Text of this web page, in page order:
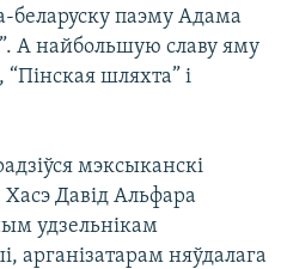
беларуску паэму Адама
А найбольшую славу яму
“Пінская шляхта” і
мэксыканскі
Хасэ Давід Альфара
удзельнікам
арганізатарам няўдалага